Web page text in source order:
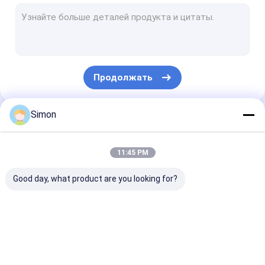
Система передачи WDM
Конвертер средств массовой информации локальных
Продолжать
Наши Категории
Simon
11:45 PM
Good day, what product are you looking for?